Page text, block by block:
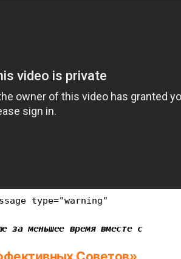
type="warning"
за меньшее время вместе с